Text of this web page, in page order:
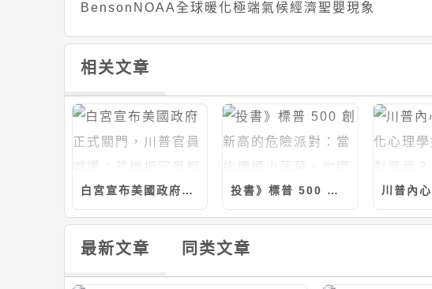
Benson NOAA全球暖化極端氣候經濟聖嬰現象
相关文章
白宮宣布美國政府正式關門，川普官員喊讚：趁機把冗員都開除 投書》標普 500 創新高的危險派對：當絢爛煙火落幕，你還敢留在舞池嗎？
最新文章 同类文章